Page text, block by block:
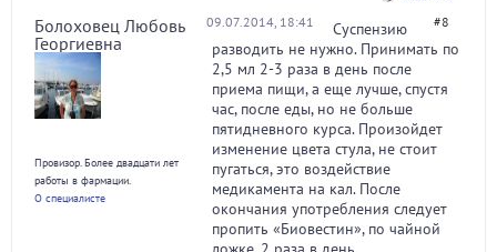
Болоховец Любовь
Георгиевна
Провизор. Более двадцати лет
работы в фармации.
О специалисте
09.07.2014, 18:41 #8
Суспензию
разводить не нужно. Принимать по
2,5 мл 2-3 раза в день после
приема пищи, а еще лучше, спустя
час, после еды, но не больше
пятидневного курса. Произойдет
изменение цвета стула, не стоит
пугаться, это воздействие
медикамента на кал. После
окончания употребления следует
пропить «Биовестин», по чайной